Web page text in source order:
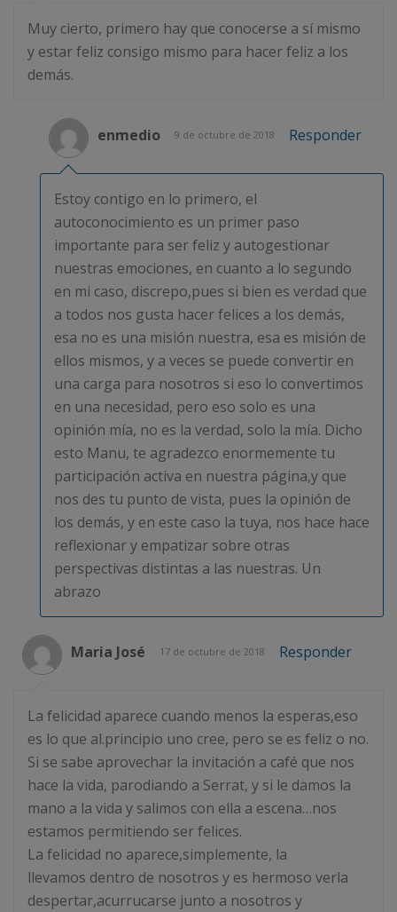
Muy cierto, primero hay que conocerse a sí mismo
y estar feliz consigo mismo para hacer feliz a los
demás.
enmedio 9 de octubre de 2018 Responder
Estoy contigo en lo primero, el
autoconocimiento es un primer paso
importante para ser feliz y autogestionar
nuestras emociones, en cuanto a lo segundo
en mi caso, discrepo,pues si bien es verdad que
a todos nos gusta hacer felices a los demás,
esa no es una misión nuestra, esa es misión de
ellos mismos, y a veces se puede convertir en
una carga para nosotros si eso lo convertimos
en una necesidad, pero eso solo es una
opinión mía, no es la verdad, solo la mía. Dicho
esto Manu, te agradezco enormemente tu
participación activa en nuestra página,y que
nos des tu punto de vista, pues la opinión de
los demás, y en este caso la tuya, nos hace hace
reflexionar y empatizar sobre otras
perspectivas distintas a las nuestras. Un
abrazo
Maria José 17 de octubre de 2018 Responder
La felicidad aparece cuando menos la esperas,eso
es lo que al.principio uno cree, pero se es feliz o no.
Si se sabe aprovechar la invitación a café que nos
hace la vida, parodiando a Serrat, y si le damos la
mano a la vida y salimos con ella a escena…nos
estamos permitiendo ser felices.
La felicidad no aparece,simplemente, la
llevamos dentro de nosotros y es hermoso verla
despertar,acurrucarse junto a nosotros y